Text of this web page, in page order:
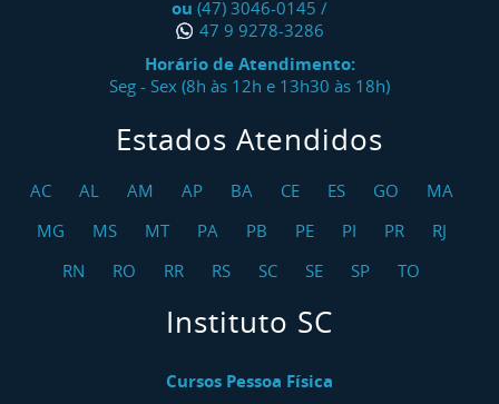
ou (47) 3046-0145 /
47 9 9278-3286
Horário de Atendimento:
Seg - Sex (8h às 12h e 13h30 às 18h)
Estados Atendidos
AC AL AM AP BA CE ES GO
MA
MG
MS MT PA PB PE PI PR
RJ
RN
RO RR RS SC SE SP TO
Instituto SC
Cursos Pessoa Física